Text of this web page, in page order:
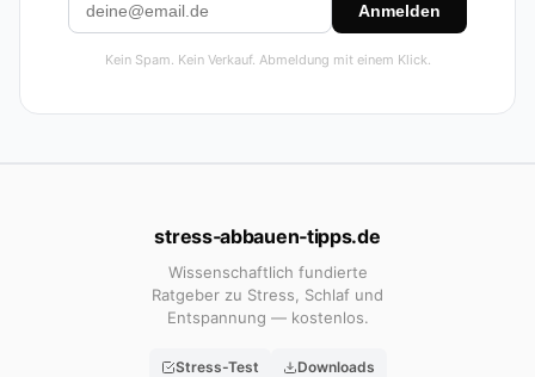
Anmelden
Kein Spam. Kein Verkauf. Abmeldung mit einem Klick.
stress‑abbauen‑tipps.de
Wissenschaftlich fundierte
Ratgeber zu Stress, Schlaf und
Entspannung — kostenlos.
Stress-Test Downloads